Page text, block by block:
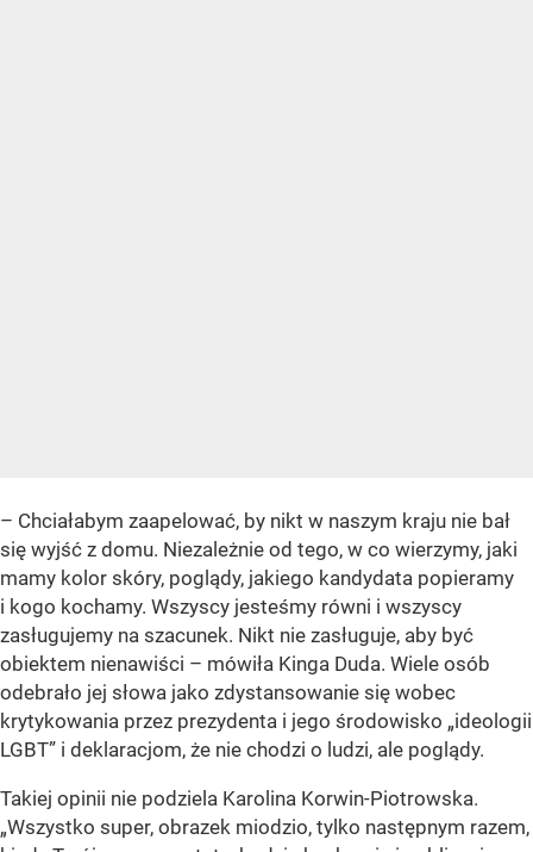
– Chciałabym zaapelować, by nikt w naszym kraju nie bał
się wyjść z domu. Niezależnie od tego, w co wierzymy, jaki
mamy kolor skóry, poglądy, jakiego kandydata popieramy
i kogo kochamy. Wszyscy jesteśmy równi i wszyscy
zasługujemy na szacunek. Nikt nie zasługuje, aby być
obiektem nienawiści – mówiła Kinga Duda. Wiele osób
odebrało jej słowa jako zdystansowanie się wobec
krytykowania przez prezydenta i jego środowisko „ideologii
LGBT” i deklaracjom, że nie chodzi o ludzi, ale poglądy.
Takiej opinii nie podziela Karolina Korwin-Piotrowska.
„Wszystko super, obrazek miodzio, tylko następnym razem,